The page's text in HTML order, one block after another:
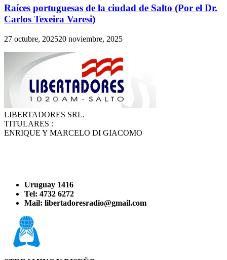
Raíces portuguesas de la ciudad de Salto (Por el Dr.
Carlos Texeira Varesi)
27 octubre, 202520 noviembre, 2025
LIBERTADORES SRL.
TITULARES :
ENRIQUE Y MARCELO DI GIACOMO
Uruguay 1416
Tel: 4732 6272
Mail: libertadoresradio@gmail.com